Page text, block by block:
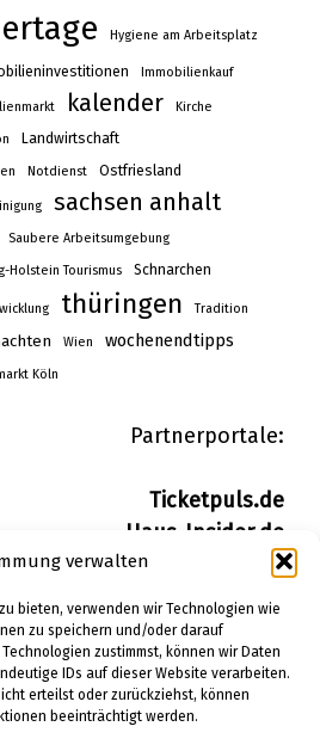
verwalten
bieten, verwenden wir Technologien wie
zu speichern und/oder darauf
zustimmst, können wir Daten
IDs auf dieser Website verarbeiten.
erteilst oder zurückziehst, können
beeinträchtigt werden.
Hygiene am Arbeitsplatz
Immobilienkauf
kalender Kirche
Landwirtschaft
Notdienst Ostfriesland
sachsen anhalt
Saubere Arbeitsumgebung
Holstein Tourismus Schnarchen
thüringen Tradition
Wien wochenendtipps
Köln
Partnerportale:
Ticketpuls.de
Haus-Insider.de
Wohn-Insider.de
Bau-Insider.de